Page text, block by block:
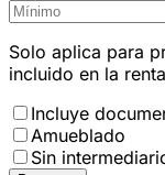
Solo aplica para
incluido en la
Incluye
Amueblado
Sin